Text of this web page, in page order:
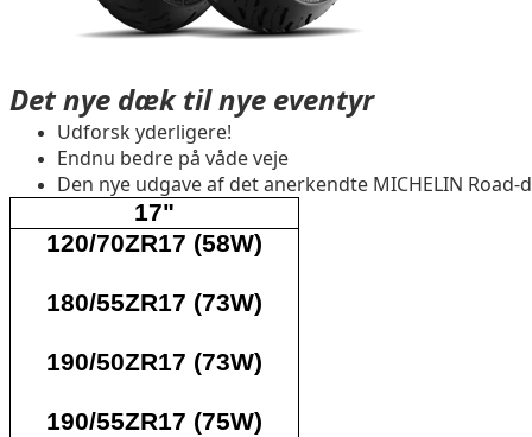
Det nye dæk til nye eventyr
Udforsk yderligere!
Endnu bedre på våde veje
Den nye udgave af det anerkendte MICHELIN Road-
17"
120/70ZR17 (58W)
180/55ZR17 (73W)
190/50ZR17 (73W)
190/55ZR17 (75W)